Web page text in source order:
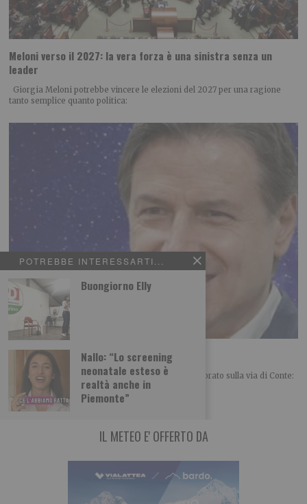
POTREBBE INTERESSARTI...
Buongiorno Elly
Nallo: “Lo screening
neonatale esteso è
realtà anche in
Piemonte”
Meloni verso il 2027: la vera forza è una sinistra senza un
leader
Giorgia Meloni potrebbe vincere le elezioni del 2027 per una ragione
tanto semplice quanto politica:
Renzi folgorato sulla via di Conte
POLITICA Leggi l’articolo su L’identità: Renzi folgorato sulla via di Conte:
un mix tra sorpresa e
IL METEO E' OFFERTO DA